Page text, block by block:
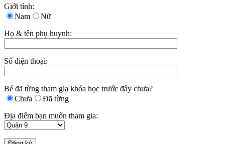
Giới tính:
Nam
Nữ
Họ & tên phụ huynh:
Số điện thoại:
Bé đã từng tham gia khóa học trước đây chưa?
Chưa
Đã từng
Địa điểm bạn muốn tham gia: